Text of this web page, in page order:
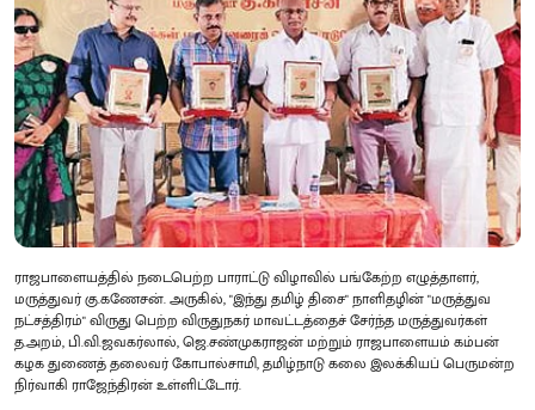
ராஜபாளையத்தில் நடைபெற்ற பாராட்டு விழாவில் பங்கேற்ற எழுத்தாளர்,
மருத்துவர் கு.கணேசன். அருகில், "இந்து தமிழ் திசை" நாளிதழின் "மருத்துவ
நட்சத்திரம்" விருது பெற்ற விருதுநகர் மாவட்டத்தைச் சேர்ந்த மருத்துவர்கள்
த.அறம், பி.வி.ஜவகர்லால், ஜெ.சண்முகராஜன் மற்றும் ராஜபாளையம் கம்பன்
கழக துணைத் தலைவர் கோபால்சாமி, தமிழ்நாடு கலை இலக்கியப் பெருமன்ற
நிர்வாகி ராஜேந்திரன் உள்ளிட்டோர்.